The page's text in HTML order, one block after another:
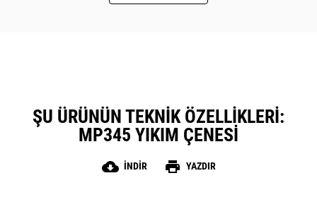
ŞU ÜRÜNÜN TEKNIK ÖZELLIKLERI:
MP345 YIKIM ÇENESI
cloud_download İNDIR print YAZDIR